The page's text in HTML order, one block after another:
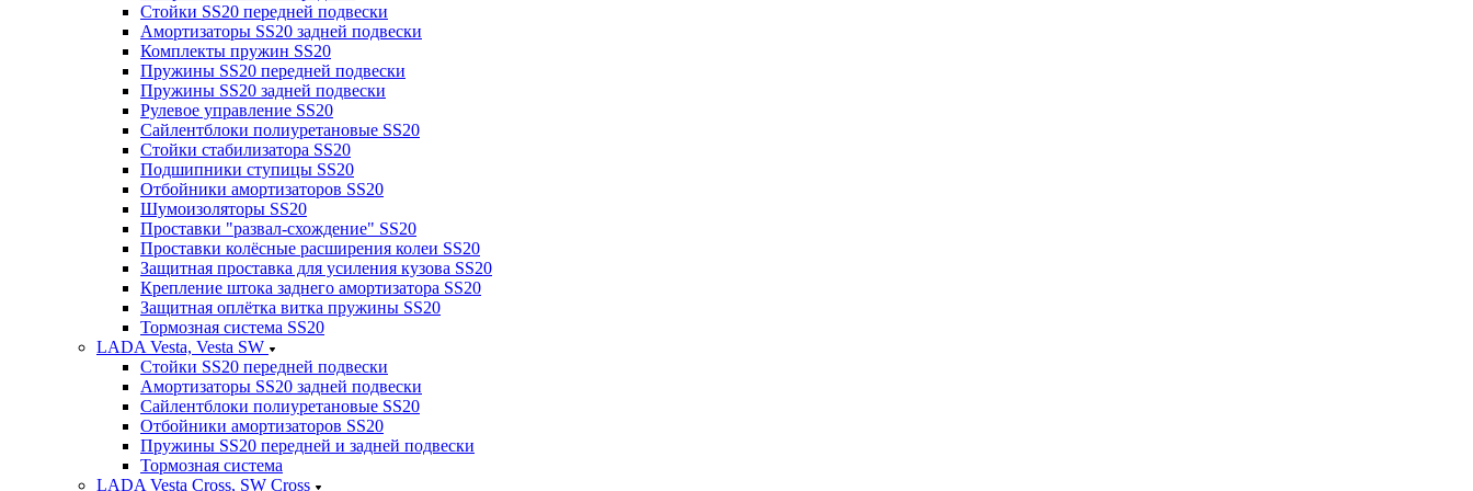
Стойки SS20 передней подвески
Амортизаторы SS20 задней подвески
Комплекты пружин SS20
Пружины SS20 передней подвески
Пружины SS20 задней подвески
Рулевое управление SS20
Сайлентблоки полиуретановые SS20
Стойки стабилизатора SS20
Подшипники ступицы SS20
Отбойники амортизаторов SS20
Шумоизоляторы SS20
Проставки "развал-схождение" SS20
Проставки колёсные расширения колеи SS20
Защитная проставка для усиления кузова SS20
Крепление штока заднего амортизатора SS20
Защитная оплётка витка пружины SS20
Тормозная система SS20
LADA Vesta, Vesta SW
Стойки SS20 передней подвески
Амортизаторы SS20 задней подвески
Сайлентблоки полиуретановые SS20
Отбойники амортизаторов SS20
Пружины SS20 передней и задней подвески
Тормозная система
LADA Vesta Cross, SW Cross